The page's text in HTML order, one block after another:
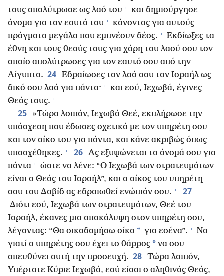
τους απολύτρωσε ως λαό του + και δημιούργησε
όνομα για τον εαυτό του + κάνοντας για αυτούς
πράγματα μεγάλα που εμπνέουν δέος. + Εκδίωξες τα
έθνη και τους θεούς τους για χάρη του λαού σου τον
οποίο απολύτρωσες για τον εαυτό σου από την
Αίγυπτο. 24 Εδραίωσες τον λαό σου τον Ισραήλ ως
δικό σου λαό για πάντα· + και εσύ, Ιεχωβά, έγινες
Θεός τους. +
25
»Τώρα λοιπόν, Ιεχωβά Θεέ, εκπλήρωσε την
υπόσχεση που έδωσες σχετικά με τον υπηρέτη σου
και τον οίκο του για πάντα, και κάνε ακριβώς όπως
υποσχέθηκες. + 26 Ας εξυψώνεται το όνομά σου για
πάντα + ώστε να λένε: “Ο Ιεχωβά των στρατευμάτων
είναι ο Θεός του Ισραήλ”, και ο οίκος του υπηρέτη
σου του Δαβίδ ας εδραιωθεί ενώπιόν σου. + 27
Διότι εσύ, Ιεχωβά των στρατευμάτων, Θεέ του
Ισραήλ, έκανες μια αποκάλυψη στον υπηρέτη σου,
λέγοντας: “Θα οικοδομήσω οίκο * για εσένα”. + Να
γιατί ο υπηρέτης σου έχει το θάρρος * να σου
απευθύνει αυτή την προσευχή. 28 Τώρα λοιπόν,
Υπέρτατε Κύριε Ιεχωβά, εσύ είσαι ο αληθινός Θεός,